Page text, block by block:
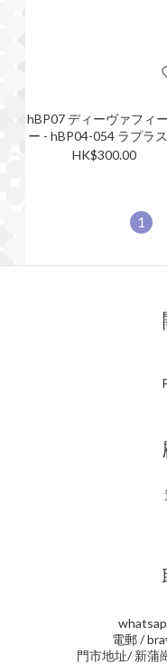
hBP07 ディーヴァフィ
ー - hBP04-054 ラプラ
ダークネス HR
HK$300.00
1
電郵 /
門市地址/ 新蒲